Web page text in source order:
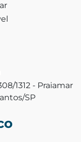
1312 - Praiamar
SP